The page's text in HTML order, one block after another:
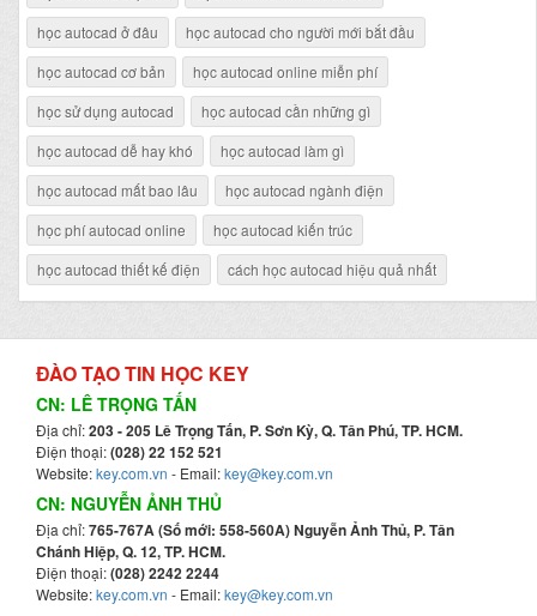
học autocad ở đâu
học autocad cho người mới bắt đầu
học autocad cơ bản
học autocad online miễn phí
học sử dụng autocad
học autocad cần những gì
học autocad dễ hay khó
học autocad làm gì
học autocad mất bao lâu
học autocad ngành điện
học phí autocad online
học autocad kiến trúc
học autocad thiết kế điện
cách học autocad hiệu quả nhất
ĐÀO TẠO TIN HỌC KEY
CN: LÊ TRỌNG TẤN
Địa chỉ:203 - 205 Lê Trọng Tấn, P. Sơn Kỳ, Q. Tân Phú, TP. HCM.
Điện thoại:(028) 22 152 521
Website:key.com.vn - Email:key@key.com.vn
CN: NGUYỄN ẢNH THỦ
Địa chỉ:765-767A (Số mới: 558-560A) Nguyễn Ảnh Thủ, P. Tân
Chánh Hiệp, Q. 12, TP. HCM.
Điện thoại:(028) 2242 2244
Website:key.com.vn - Email:key@key.com.vn